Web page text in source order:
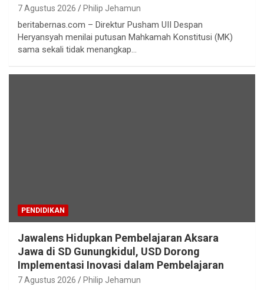
7 Agustus 2026 Philip Jehamun
beritabernas.com – Direktur Pusham UII Despan
Heryansyah menilai putusan Mahkamah Konstitusi (MK)
sama sekali tidak menangkap…
PENDIDIKAN
Jawalens Hidupkan Pembelajaran Aksara
Jawa di SD Gunungkidul, USD Dorong
Implementasi Inovasi dalam Pembelajaran
7 Agustus 2026 Philip Jehamun